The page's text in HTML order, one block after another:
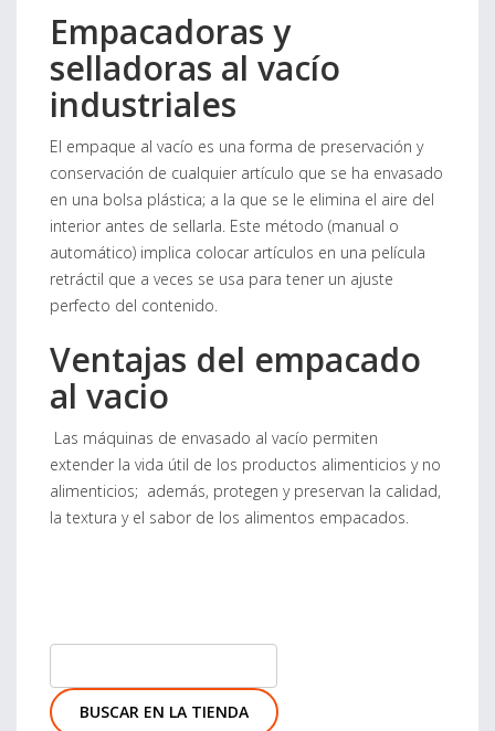
Empacadoras y
selladoras al vacío
industriales
El empaque al vacío es una forma de preservación y
conservación de cualquier artículo que se ha envasado
en una bolsa plástica; a la que se le elimina el aire del
interior antes de sellarla. Este método (manual o
automático) implica colocar artículos en una película
retráctil que a veces se usa para tener un ajuste
perfecto del contenido.
Ventajas del empacado
al vacio
Las máquinas de envasado al vacío permiten
extender la vida útil de los productos alimenticios y no
alimenticios; además, protegen y preservan la calidad,
la textura y el sabor de los alimentos empacados.